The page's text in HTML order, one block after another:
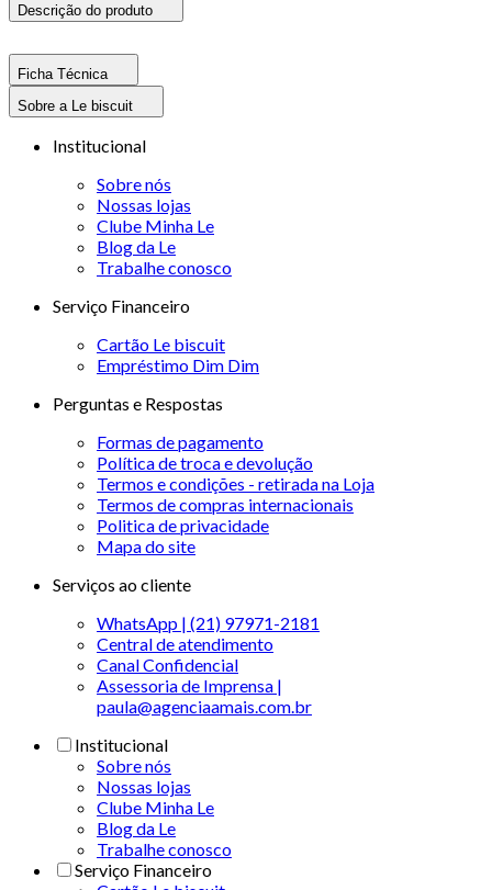
Descrição do produto
Ficha Técnica
Sobre a Le biscuit
Institucional
Sobre nós
Nossas lojas
Clube Minha Le
Blog da Le
Trabalhe conosco
Serviço Financeiro
Cartão Le biscuit
Empréstimo Dim Dim
Perguntas e Respostas
Formas de pagamento
Política de troca e devolução
Termos e condições - retirada na Loja
Termos de compras internacionais
Politica de privacidade
Mapa do site
Serviços ao cliente
WhatsApp | (21) 97971-2181
Central de atendimento
Canal Confidencial
Assessoria de Imprensa |
paula@agenciaamais.com.br
Institucional
Sobre nós
Nossas lojas
Clube Minha Le
Blog da Le
Trabalhe conosco
Serviço Financeiro